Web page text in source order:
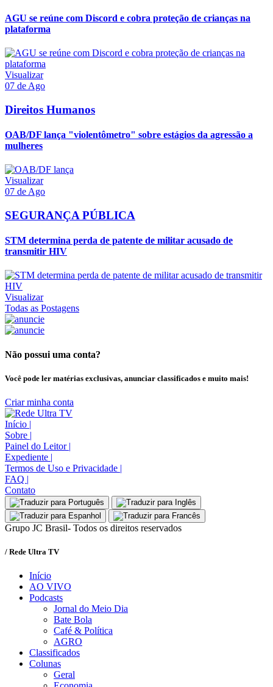
AGU se reúne com Discord e cobra proteção de crianças na
plataforma
Visualizar
07 de Ago
Direitos Humanos
OAB/DF lança "violentômetro" sobre estágios da agressão a
mulheres
Visualizar
07 de Ago
SEGURANÇA PÚBLICA
STM determina perda de patente de militar acusado de
transmitir HIV
Visualizar
Todas as Postagens
Não possui uma conta?
Você pode ler matérias exclusivas, anunciar classificados e muito mais!
Criar minha conta
Início |
Sobre |
Painel do Leitor |
Expediente |
Termos de Uso e Privacidade |
FAQ |
Contato
Grupo JC Brasil- Todos os direitos reservados
/ Rede Ultra TV
Início
AO VIVO
Podcasts
Jornal do Meio Dia
Bate Bola
Café & Política
AGRO
Classificados
Colunas
Geral